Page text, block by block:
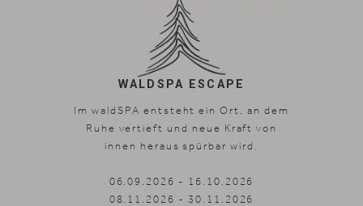
WALDSPA ESCAPE
Im waldSPA entsteht ein Ort, an dem
Ruhe vertieft und neue Kraft von
innen heraus spürbar wird.
06.09.2026 - 16.10.2026
08.11.2026 - 30.11.2026